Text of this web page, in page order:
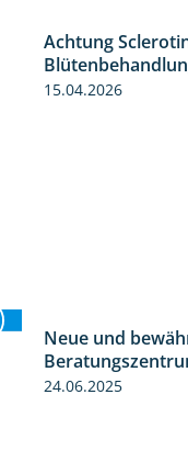
Achtung
15.04.2026
Neue und
24.06.2025